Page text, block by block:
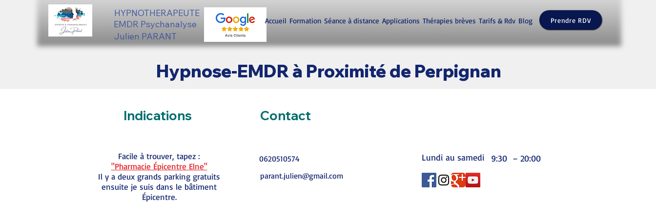
HYPNOTHERAPEUTE
EMDR Psychanalyse
Julien PARANT
Accueil Formation Séance à distance Applications Thérapies brèves Tarifs & Rdv Blog Prendre RDV
Hypnose-EMDR à Proximité de Perpignan
Indications
Facile à trouver, tapez :
"Pharmacie Épicentre Elne"
Il y a deux grands parking gratuits
ensuite je suis dans le bâtiment
Épicentre.
Contact
0620510574
parant.julien@gmail.com
Lundi au samedi 9:30 – 20:00